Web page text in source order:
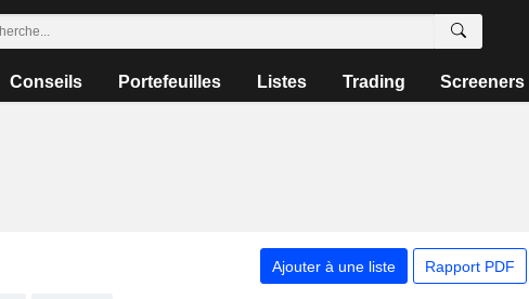
Conseils Portefeuilles Listes Trading Screeners
Ajouter à une liste Rapport PDF